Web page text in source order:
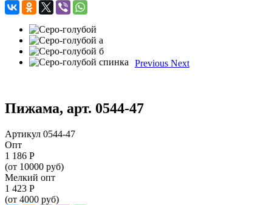
Previous Next
Пижама, арт. 0544-47
Артикул 0544-47
Опт
1 186 Р
(от 10000 руб)
Мелкий опт
1 423 Р
(от 4000 руб)